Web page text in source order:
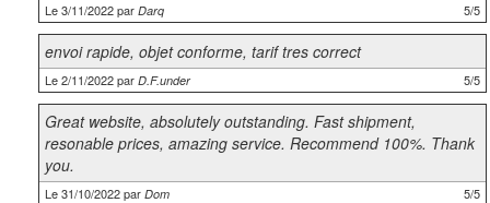
Le 3/11/2022 par Darq 5/5
envoi rapide, objet conforme, tarif tres correct
Le 2/11/2022 par D.F.under 5/5
Great website, absolutely outstanding. Fast shipment,
resonable prices, amazing service. Recommend 100%. Thank
you.
Le 31/10/2022 par Dom 5/5